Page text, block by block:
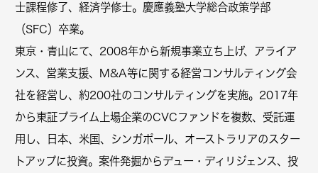
士課程修了、経済学修士。慶應義塾大学総合政策学部
（SFC）卒業。
東京・青山にて、2008年から新規事業立ち上げ、アライア
ンス、営業支援、M&A等に関する経営コンサルティング会
社を経営し、約200社のコンサルティングを実施。2017年
から東証プライム上場企業のCVCファンドを複数、受託運
用し、日本、米国、シンガポール、オーストラリアのスター
トアップに投資。案件発掘からデュー・ディリジェンス、投